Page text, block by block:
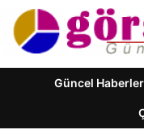
Güncel Haberler